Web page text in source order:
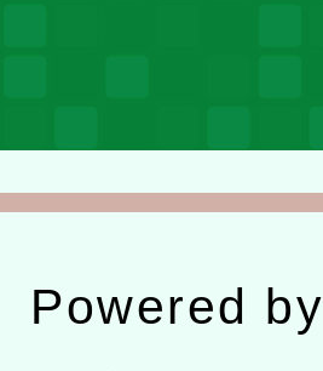
Powered by